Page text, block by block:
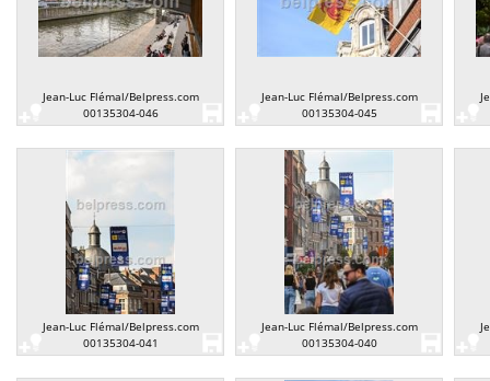
Jean-Luc Flémal/Belpress.com
00135304-046
Jean-Luc Flémal/Belpress.com
00135304-045
Jean-Luc Flémal/Belpress.com
00135304-041
Jean-Luc Flémal/Belpress.com
00135304-040